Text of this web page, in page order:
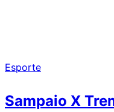
Esporte
Sampaio X